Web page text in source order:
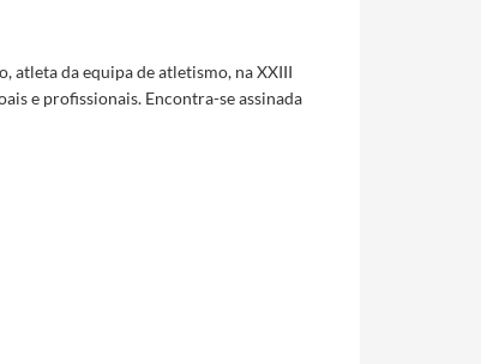
da equipa de atletismo, na XXIII
e profissionais. Encontra-se assinada